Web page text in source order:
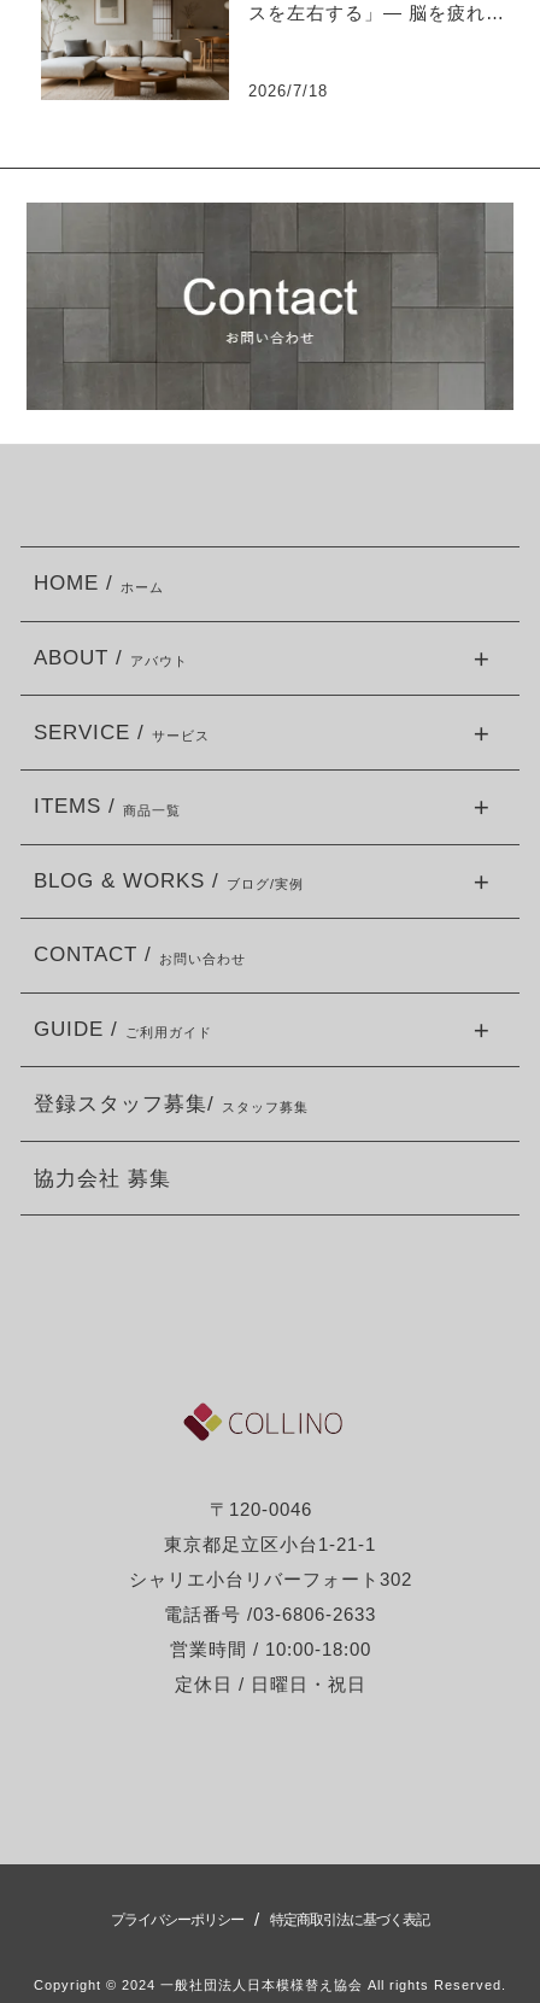
スを左右する」― 脳を疲れさ
2026/7/18
〒120-0046
東京都足立区小台1-21-1
シャリエ小台リバーフォート302
電話番号 /03-6806-2633
営業時間 / 10:00-18:00
定休日 / 日曜日・祝日
HOME / ホーム
ABOUT / アバウト
SERVICE / サービス
ITEMS / 商品一覧
BLOG & WORKS / ブログ/実例
CONTACT / お問い合わせ
GUIDE / ご利用ガイド
登録スタッフ募集/ スタッフ募集
協力会社 募集
プライバシーポリシー / 特定商取引法に基づく表記
Copyright © 2024 一般社団法人日本模様替え協会 All rights Reserved.